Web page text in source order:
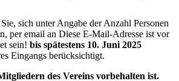
sich unter Angabe der Anzahl Personen
per email an Diese E-Mail-Adresse ist vor
sein! bis spätestens 10. Juni 2025
Eingangs berücksichtigt.
des Vereins vorbehalten ist.